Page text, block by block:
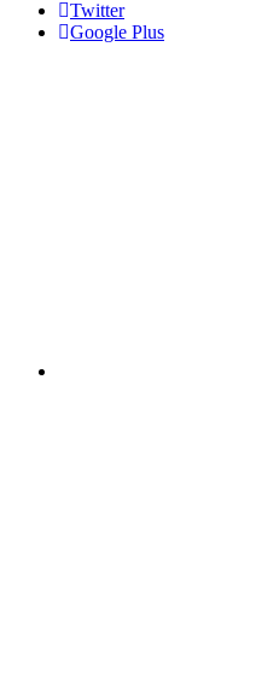
Twitter
Google Plus